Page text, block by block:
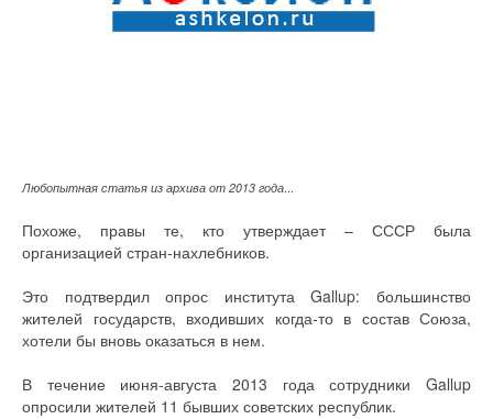
Любопытная статья из архива от 2013 года...
Похоже, правы те, кто утверждает – СССР была
организацией стран-нахлебников.
Это подтвердил опрос института Gallup: большинство
жителей государств, входивших когда-то в состав Союза,
хотели бы вновь оказаться в нем.
В течение июня-августа 2013 года сотрудники Gallup
опросили жителей 11 бывших советских республик.